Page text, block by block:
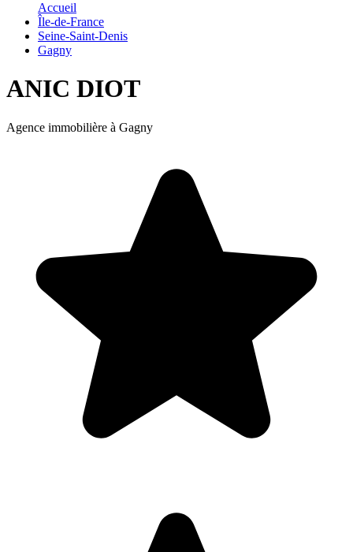
Accueil
Île-de-France
Seine-Saint-Denis
Gagny
ANIC DIOT
Agence immobilière à Gagny